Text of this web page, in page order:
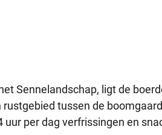
Sennelandschap, ligt de
tussen de
per dag verfrissingen en